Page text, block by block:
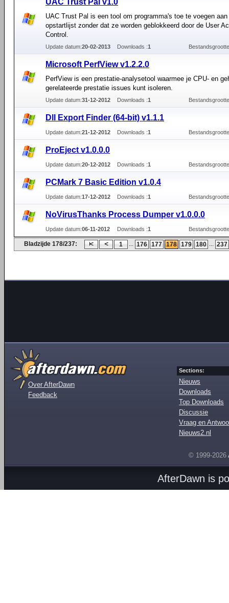
UAC Trust Pal v1.0
UAC Trust Pal is een tool om programma's toe te voegen
opstartlijst zonder dat ze worden geblokkeerd door de User
Control.
Update datum:20-02-2013 Downloads :1
Microsoft PerfView v1.2.2.0
PerfView is een prestatie-analysetool waarmee je CPU- en
gerelateerde prestatie issues kunt isoleren.
Update datum:31-12-2012 Downloads :1
Dll Export Finder (64-bit) v1.1.1
Update datum:21-12-2012 Downloads :1
ProEject v1.0.0.0
Update datum:20-12-2012 Downloads :1
PCMark 7 Basic Edition v1.0.4
Update datum:17-12-2012 Downloads :1
NoVirusThanks Process Dumper v1.0.0.0
Update datum:06-11-2012 Downloads :1
Bladzijde 178/237: 1 ... 176 177 178 179 180 ... 237
Over AfterDawn
Feedback
Sections:
Nieuws
Downloads
Top Downloads
Discussie
Vraag en
Nieuws2.nl
© 1999-2026
AfterDawn is